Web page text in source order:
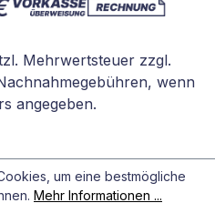
Mehrwertsteuer zzgl.
wenn
angegeben.
um eine bestmögliche
Mehr Informationen ...